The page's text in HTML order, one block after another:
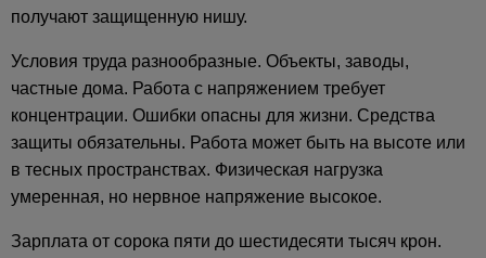
получают защищенную нишу.
Условия труда разнообразные. Объекты, заводы,
частные дома. Работа с напряжением требует
концентрации. Ошибки опасны для жизни. Средства
защиты обязательны. Работа может быть на высоте или
в тесных пространствах. Физическая нагрузка
умеренная, но нервное напряжение высокое.
Зарплата от сорока пяти до шестидесяти тысяч крон.